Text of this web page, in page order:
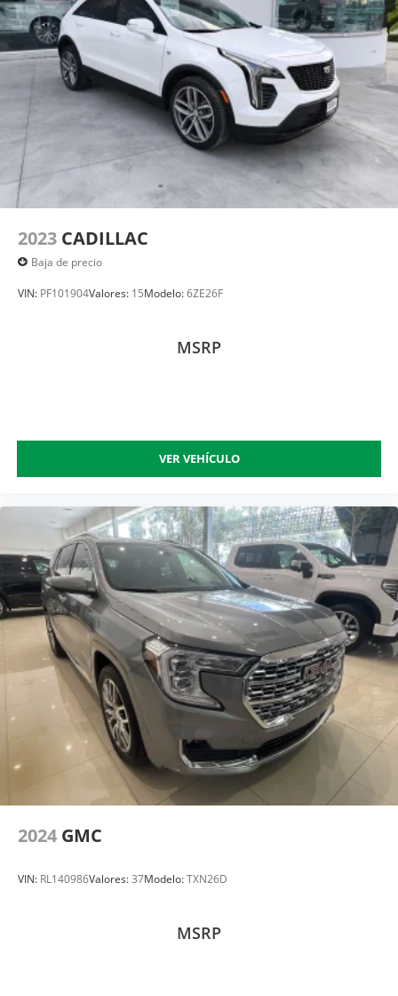
2023 CADILLAC
Baja de precio
VIN: PF101904Valores: 15Modelo:6ZE26F
MSRP
VER VEHÍCULO
2024 GMC
VIN: RL140986Valores:37Modelo:TXN26D
MSRP